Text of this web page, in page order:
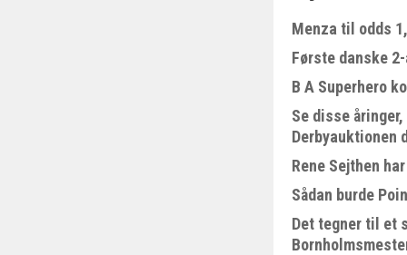
Menza til odds
Første danske
B A Superhero
Se disse
Derbyauktionen
Rene Sejthen
Sådan burde
Det tegner til et